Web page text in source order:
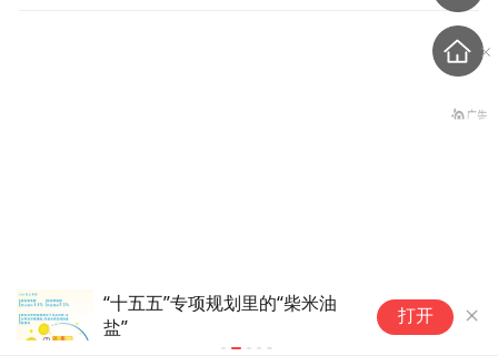
ChinaJoy乘数效应，为培育新型文化消费
留下哪些启示？
打开
台风“白海豚”逐渐逼近华东
沿海！各地最新情况